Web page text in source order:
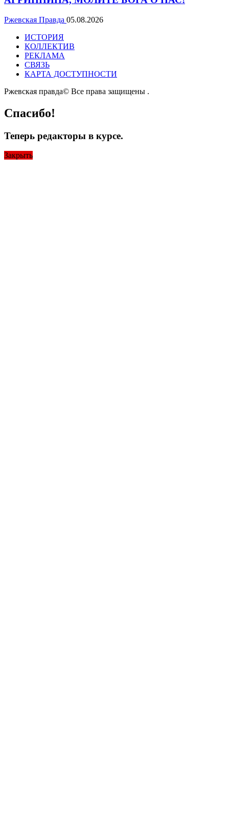
Ржевская Правда 05.08.2026
ИСТОРИЯ
КОЛЛЕКТИВ
РЕКЛАМА
СВЯЗЬ
КАРТА ДОСТУПНОСТИ
Ржевская правда© Все права защищены .
Спасибо!
Теперь редакторы в курсе.
Закрыть